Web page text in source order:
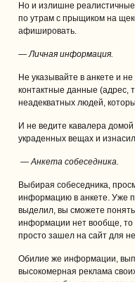
Но и излишне
по утрам с прыщиком на
афишировать.
— Личная информация.
Не указывайте в анкете и
контактные данные (адрес,
неадекватных людей,
И не ведите кавалера
украденных вещах и
— Анкета собеседника.
Выбирая собеседника,
информацию в анкете. Уже
выделил, вы сможете
информации нет вообще, то
просто зашел на сайт для
Обилие же информации,
высокомерная реклама